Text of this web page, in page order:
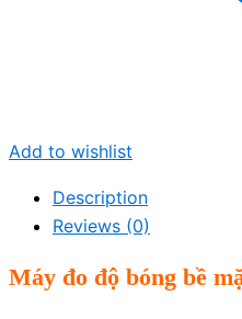
Add to wishlist
Description
Reviews (0)
Máy đo độ bóng bề